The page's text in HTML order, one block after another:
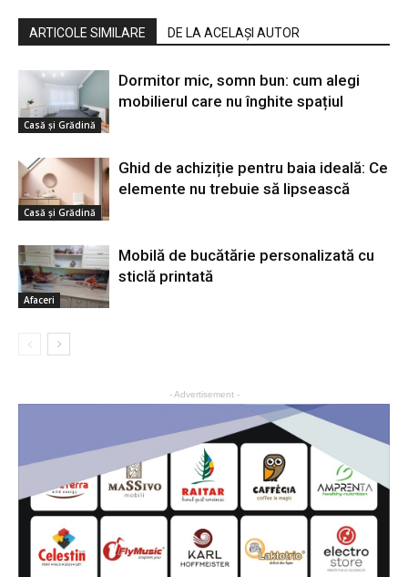
ARTICOLE SIMILARE DE LA ACELAȘI AUTOR
Casă şi Grădină
Dormitor mic, somn bun: cum alegi
mobilierul care nu înghite spațiul
Casă şi Grădină
Ghid de achiziție pentru baia ideală: Ce
elemente nu trebuie să lipsească
Afaceri
Mobilă de bucătărie personalizată cu
sticlă printată
- Advertisement -